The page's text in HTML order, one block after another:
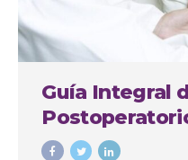
Guía Integral
Plástica